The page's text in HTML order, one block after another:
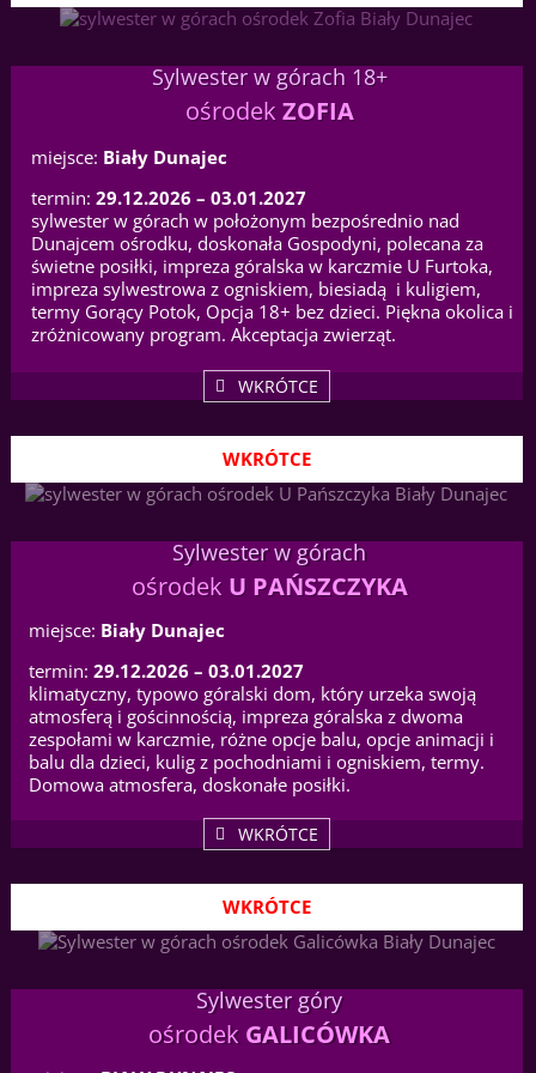
Sylwester w górach 18+
ośrodekZOFIA
miejsce: Biały Dunajec
termin: 29.12.2026 – 03.01.2027
sylwester w górach w położonym bezpośrednio nad
Dunajcem ośrodku, doskonała Gospodyni, polecana za
świetne posiłki, impreza góralska w karczmie U Furtoka,
impreza sylwestrowa z ogniskiem, biesiadą i kuligiem,
termy Gorący Potok, Opcja 18+ bez dzieci. Piękna okolica i
zróżnicowany program. Akceptacja zwierząt.
WKRÓTCE
WKRÓTCE
Sylwester w górach
ośrodek U PAŃSZCZYKA
miejsce: Biały Dunajec
termin: 29.12.2026 – 03.01.2027
klimatyczny, typowo góralski dom, który urzeka swoją
atmosferą i gościnnością, impreza góralska z dwoma
zespołami w karczmie, różne opcje balu, opcje animacji i
balu dla dzieci, kulig z pochodniami i ogniskiem, termy.
Domowa atmosfera, doskonałe posiłki.
WKRÓTCE
WKRÓTCE
Sylwester góry
ośrodekGALICÓWKA